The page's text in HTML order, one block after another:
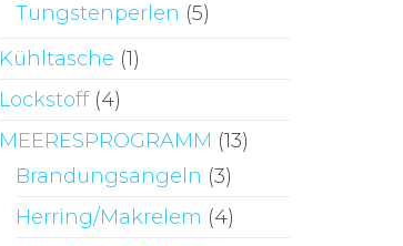
Tungstenperlen (5)
Kühltasche (1)
Lockstoff (4)
MEERESPROGRAMM (13)
Brandungsangeln (3)
Herring/Makrelem (4)